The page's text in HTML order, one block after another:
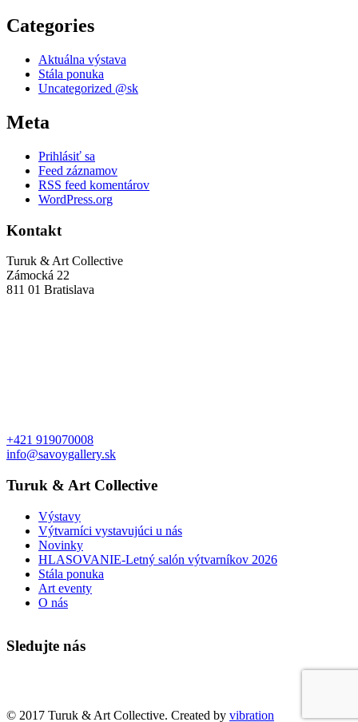
Categories
Aktuálna výstava
Stála ponuka
Uncategorized @sk
Meta
Prihlásiť sa
Feed záznamov
RSS feed komentárov
WordPress.org
Kontakt
Turuk & Art Collective
Zámocká 22
811 01 Bratislava
+421 919070008
info@savoygallery.sk
Turuk & Art Collective
Výstavy
Výtvarníci vystavujúci u nás
Novinky
HLASOVANIE-Letný salón výtvarníkov 2026
Stála ponuka
Art eventy
O nás
Sledujte nás
© 2017 Turuk & Art Collective. Created by vibration